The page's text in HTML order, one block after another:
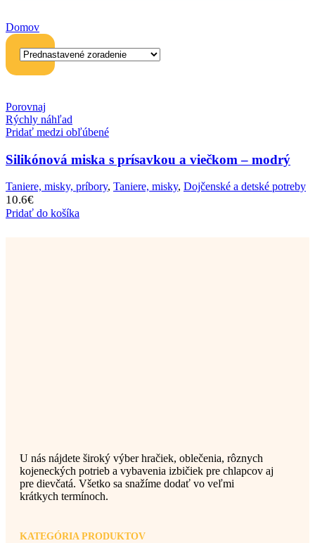
Domov
Porovnaj
Rýchly náhľad
Pridať medzi obľúbené
Silikónová miska s prísavkou a viečkom – modrý
Taniere, misky, príbory, Taniere, misky, Dojčenské a detské potreby
10.6€
Pridať do košíka
U nás nájdete široký výber hračiek, oblečenia, rôznych
kojeneckých potrieb a vybavenia izbičiek pre chlapcov aj
pre dievčatá. Všetko sa snažíme dodať vo veľmi
krátkych termínoch.
KATEGÓRIA PRODUKTOV